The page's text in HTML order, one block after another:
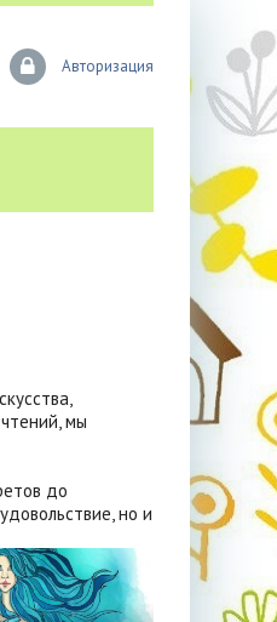
Авторизация
мы
до
но и